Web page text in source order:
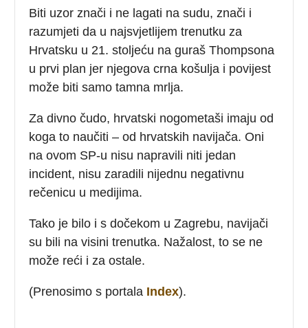
Biti uzor znači i ne lagati na sudu, znači i
razumjeti da u najsvjetlijem trenutku za
Hrvatsku u 21. stoljeću na guraš Thompsona
u prvi plan jer njegova crna košulja i povijest
može biti samo tamna mrlja.
Za divno čudo, hrvatski nogometaši imaju od
koga to naučiti – od hrvatskih navijača. Oni
na ovom SP-u nisu napravili niti jedan
incident, nisu zaradili nijednu negativnu
rečenicu u medijima.
Tako je bilo i s dočekom u Zagrebu, navijači
su bili na visini trenutka. Nažalost, to se ne
može reći i za ostale.
(Prenosimo s portala Index).